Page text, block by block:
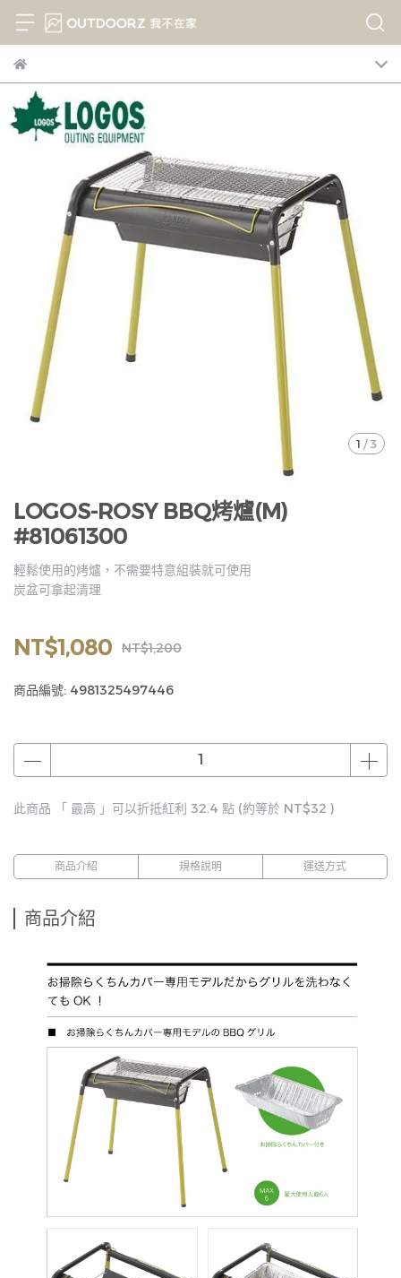
1 / 3
LOGOS-ROSY BBQ烤爐(M)
#81061300
輕鬆使用的烤爐，不需要特意組裝就可使用
炭盆可拿起清理
NT$1,080 NT$1,200
商品編號: 4981325497446
此商品 「 最高 」可以折抵紅利 32.4 點 (約等於 NT$32 )
商品介紹 規格說明 運送方式
商品介紹